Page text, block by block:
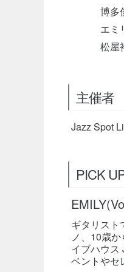
博多
エミ
松屋
主催者
Jazz Spot
PICK
ギタリスト
ノ、10歳
イブハウス
ベントやセ